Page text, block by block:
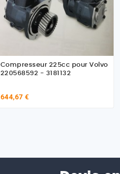
Compresseur 225cc pour Volvo
220568592 - 3181132
644,67 €